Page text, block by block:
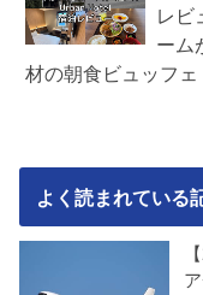
レビ
ーム
材の朝食ビュッフェ
よく読まれている